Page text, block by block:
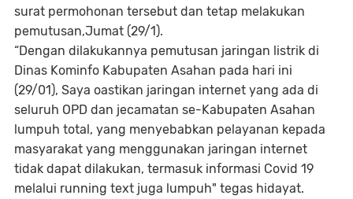
surat permohonan tersebut dan tetap melakukan
pemutusan,Jumat (29/1).
“Dengan dilakukannya pemutusan jaringan listrik di
Dinas Kominfo Kabupaten Asahan pada hari ini
(29/01), Saya oastikan jaringan internet yang ada di
seluruh OPD dan jecamatan se-Kabupaten Asahan
lumpuh total, yang menyebabkan pelayanan kepada
masyarakat yang menggunakan jaringan internet
tidak dapat dilakukan, termasuk informasi Covid 19
melalui running text juga lumpuh" tegas hidayat.